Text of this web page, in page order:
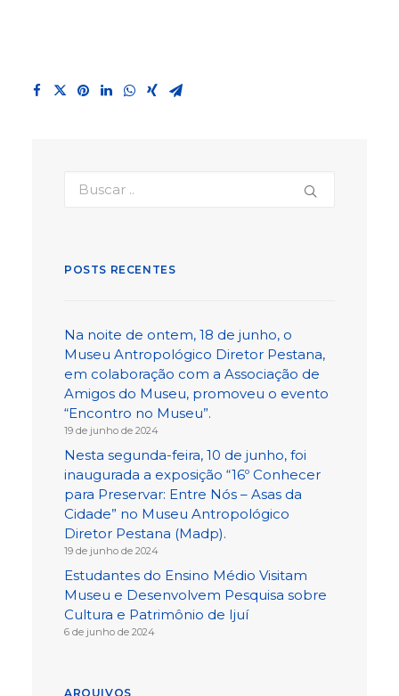
POSTS RECENTES
Na noite de ontem, 18 de junho, o
Museu Antropológico Diretor Pestana,
em colaboração com a Associação de
Amigos do Museu, promoveu o evento
“Encontro no Museu”.
19 de junho de 2024
Nesta segunda-feira, 10 de junho, foi
inaugurada a exposição “16º Conhecer
para Preservar: Entre Nós – Asas da
Cidade” no Museu Antropológico
Diretor Pestana (Madp).
19 de junho de 2024
Estudantes do Ensino Médio Visitam
Museu e Desenvolvem Pesquisa sobre
Cultura e Patrimônio de Ijuí
6 de junho de 2024
ARQUIVOS